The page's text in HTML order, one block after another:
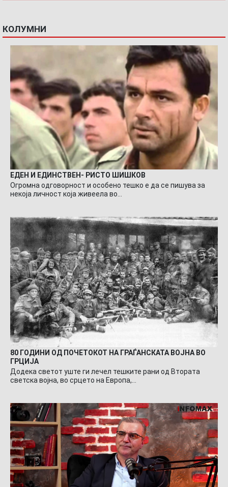
КОЛУМНИ
ЕДЕН И ЕДИНСТВЕН- РИСТО ШИШКОВ
Огромна одговорност и особено тешко е да се пишува за
некоја личност која живеела во…
80 ГОДИНИ ОД ПОЧЕТОКОТ НА ГРАЃАНСКАТА ВОЈНА ВО
ГРЦИЈА
Додека светот уште ги лечел тешките рани од Втората
светска војна, во срцето на Европа,…